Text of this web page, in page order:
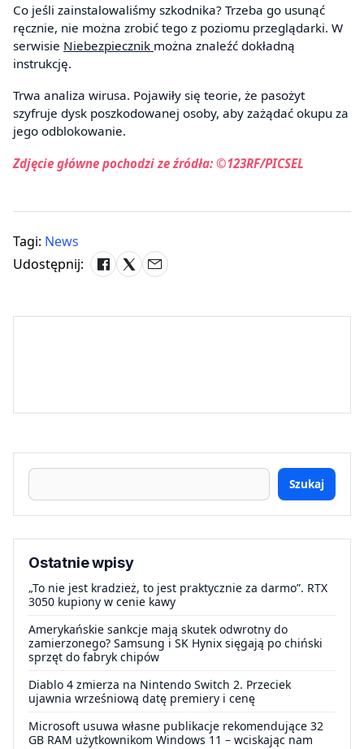
Co jeśli zainstalowaliśmy szkodnika? Trzeba go usunąć
ręcznie, nie można zrobić tego z poziomu przeglądarki. W
serwisie Niebezpiecznik można znaleźć dokładną
instrukcję.
Trwa analiza wirusa. Pojawiły się teorie, że pasożyt
szyfruje dysk poszkodowanej osoby, aby zażądać okupu za
jego odblokowanie.
Zdjęcie główne pochodzi ze źródła: ©123RF/PICSEL
Tagi: News
Udostępnij:
Szukaj
Ostatnie wpisy
„To nie jest kradzież, to jest praktycznie za darmo”. RTX
3050 kupiony w cenie kawy
Amerykańskie sankcje mają skutek odwrotny do
zamierzonego? Samsung i SK Hynix sięgają po chiński
sprzęt do fabryk chipów
Diablo 4 zmierza na Nintendo Switch 2. Przeciek
ujawnia wrześniową datę premiery i cenę
Microsoft usuwa własne publikacje rekomendujące 32
GB RAM użytkownikom Windows 11 – wciskając nam